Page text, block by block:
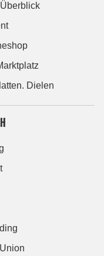
Dielen